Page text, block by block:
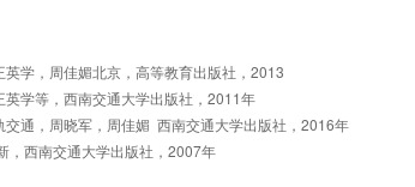
英学，周佳媚北京，高等教育出版社，2013
英学等，西南交通大学出版社，2011年
交通，周晓军，周佳媚  西南交通大学出版社，2016年
，西南交通大学出版社，2007年